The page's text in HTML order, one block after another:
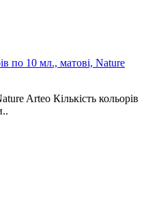
по 10 мл., матові, Nature
Arteo Кількість кольорів